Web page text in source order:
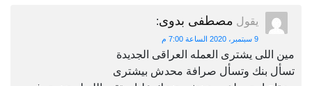
يقول مصطفى بدوى:
9 سبتمبر، 2020 الساعة 7:00 م
مين اللى يشترى العمله العراقى الجديدة
تسأل بنك وتسأل صرافة محدش بيشترى